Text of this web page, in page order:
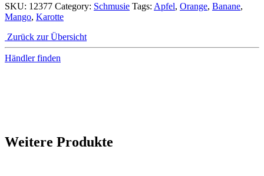
SKU: 12377 Category: Schmusie Tags: Apfel, Orange, Banane,
Mango, Karotte
Zurück zur Übersicht
Händler finden
Weitere Produkte